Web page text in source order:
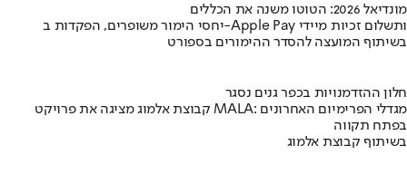
מונדיאל 2026: הטוטו משנה את הכללים
יחסי הימור משופרים, הפקדות ב-Apple Pay ותשלום זכיות מיידי
בשיתוף המועצה להסדר ההימורים בספורט
חלון ההזדמנויות בכפר גנים נסגר
קבוצת אלמוג מציגה את פרויקט MALA: מגדלי הפרימיום האחרונים
בפתח תקווה
בשיתוף קבוצת אלמוג